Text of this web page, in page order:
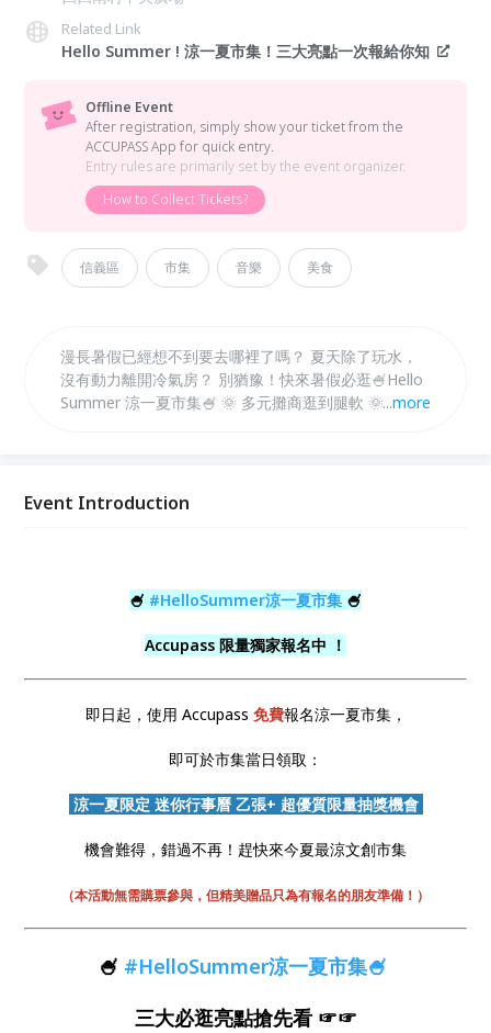
Related Link
Hello Summer ! 涼一夏市集！三大亮點一次報給你知
Offline Event
After registration, simply show your ticket from the
ACCUPASS App for quick entry.
Entry rules are primarily set by the event organizer.
How to Collect Tickets?
信義區 市集 音樂 美食
漫長暑假已經想不到要去哪裡了嗎？ 夏天除了玩水，
沒有動力離開冷氣房？ 別猶豫！快來暑假必逛🍧Hello
Summer 涼一夏市集🍧 🌞 多元攤商逛到腿軟 🌞 多組
...more
Event Introduction
🍧 #HelloSummer涼一夏市集 🍧
Accupass 限量獨家報名中 ！
即日起，使用 Accupass 免費報名涼一夏市集，
即可於市集當日領取：
涼一夏限定 迷你行事曆 乙張+ 超優質限量抽獎機會
機會難得，錯過不再！趕快來今夏最涼文創市集
（本活動無需購票參與，但精美贈品只為有報名的朋友準備！）
🍧 #HelloSummer涼一夏市集🍧
三大必逛亮點搶先看 ☞☞